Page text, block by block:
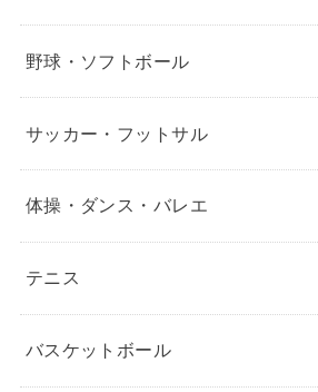
野球・ソフトボール
サッカー・フットサル
体操・ダンス・バレエ
テニス
バスケットボール